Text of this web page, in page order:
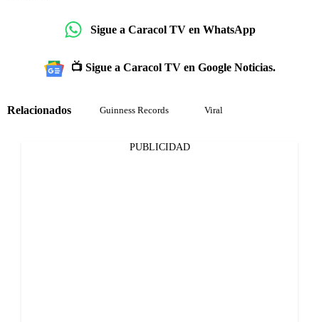
Sigue a Caracol TV en WhatsApp
📺 Sigue a Caracol TV en Google Noticias.
Relacionados Guinness Records Viral
PUBLICIDAD